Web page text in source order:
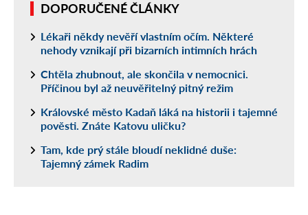
DOPORUČENÉ ČLÁNKY
Lékaři někdy nevěří vlastním očím. Některé
nehody vznikají při bizarních intimních hrách
Chtěla zhubnout, ale skončila v nemocnici.
Příčinou byl až neuvěřitelný pitný režim
Královské město Kadaň láká na historii i tajemné
pověsti. Znáte Katovu uličku?
Tam, kde prý stále bloudí neklidné duše:
Tajemný zámek Radim